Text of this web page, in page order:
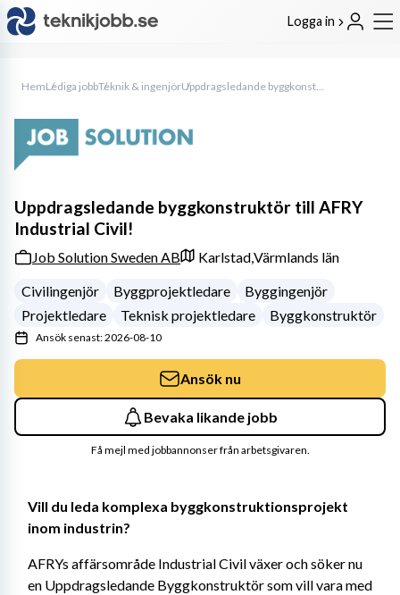
Logga in
HemLediga jobbTeknik & ingenjör Uppdragsledande byggkonstruktör till AFRY Industrial Civil!
Vill du leda komplexa byggkonstruktionsprojekt
inom industrin?
AFRYs affärsområde Industrial Civil växer och söker nu
en Uppdragsledande Byggkonstruktör som vill vara med
Uppdragsledande byggkonstruktör till AFRY
Industrial Civil!
Job Solution Sweden AB Karlstad,Värmlands län
Civilingenjör
Byggprojektledare
Byggingenjör
Projektledare
Teknisk projektledare Byggkonstruktör
Ansök senast: 2026-08-10
Ansök nu
Bevaka likande jobb
Få mejl med jobbannonser från arbetsgivaren.